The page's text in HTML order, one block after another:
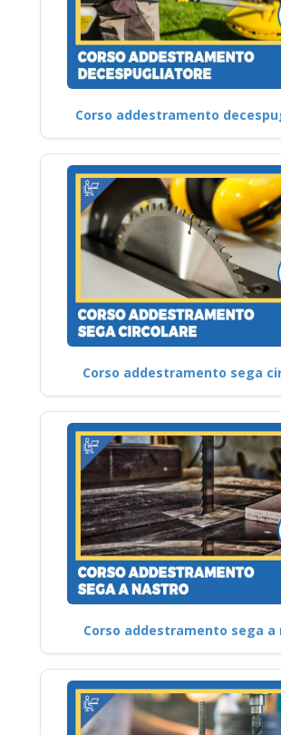
Corso addestramento
Corso addestramento sega
Corso addestramento sega a